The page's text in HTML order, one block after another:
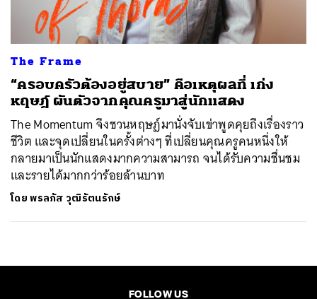
The Frame
“ครอบครัวต้องอยู่สบาย” คือเหตุผลที่ เก่ง
หฤษฎ์ ผันตัวจากคุณครูมาสู่นักแสดง
The Momentum จึงชวนหฤษฎ์มานั่งจับเข่าพูดคุยถึงเรื่องราว
ชีวิต และจุดเปลี่ยนในครั้งต่างๆ ที่เปลี่ยนคุณครูคนหนึ่งให้
กลายมาเป็นนักแสดงมากความสามารถ จนได้รับความชื่นชม
และรายได้มากกว่าร้อยล้านบาท
โดยพรลภัส วุฒิรัตนรักษ์
FOLLOW US
ค้นหา
SHARE TWEET LINE EMAIL